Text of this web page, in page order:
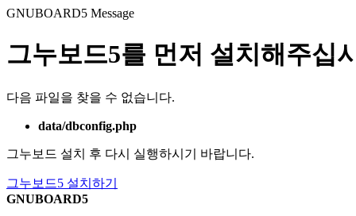
GNUBOARD5 Message
그누보드5를 먼저 설치해주십
다음 파일을 찾을 수 없습니다.
data/dbconfig.php
그누보드 설치 후 다시 실행하시기 바랍니다.
그누보드5 설치하기
GNUBOARD5